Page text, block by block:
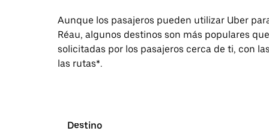
Aunque los pasajeros pueden utilizar Uber
Réau, algunos destinos son más populares
solicitadas por los pasajeros cerca de ti, con
las rutas*.
Destino